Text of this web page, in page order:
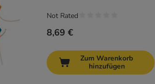
8,69 €
Not Rated
Zum Warenkorb
hinzufügen